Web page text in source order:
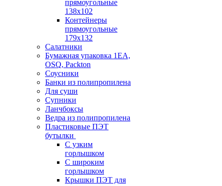
прямоугольные
138х102
Контейнеры
прямоугольные
179х132
Салатники
Бумажная упаковка 1ЕА,
OSQ, Packton
Соусники
Банки из полипропилена
Для суши
Супники
Ланчбоксы
Ведра из полипропилена
Пластиковые ПЭТ
бутылки
С узким
горлышком
С широким
горлышком
Крышки ПЭТ для